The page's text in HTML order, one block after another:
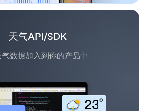
天气API/SDK
数据加入到你的产品中